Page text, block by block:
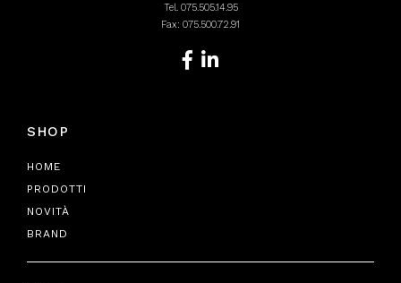
Tel. 075.505.14.95
Fax: 075.500.72.91
SHOP
HOME
PRODOTTI
NOVITÀ
BRAND